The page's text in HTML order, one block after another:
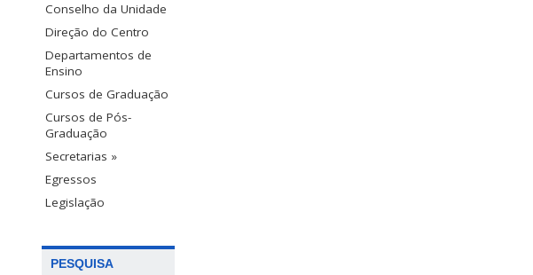
Conselho da Unidade
Direção do Centro
Departamentos de
Ensino
Cursos de Graduação
Cursos de Pós-
Graduação
Secretarias »
Egressos
Legislação
PESQUISA